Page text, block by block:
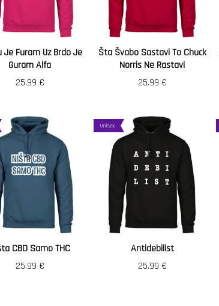
Je Furam Uz Brdo Je
Guram Alfa
25.99 €
Šta Švabo Sastavi To Chuck
Norris Ne Rastavi
25.99 €
CBD Samo THC
25.99 €
Unisex
Antidebilist
25.99 €